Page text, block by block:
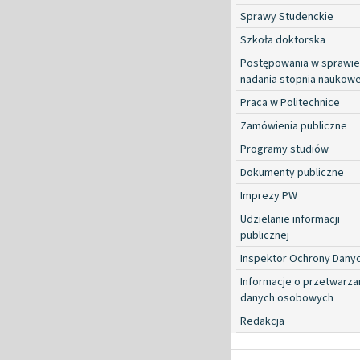
Sprawy Studenckie
Szkoła doktorska
Postępowania w sprawie
nadania stopnia
Praca w Politechnice
Zamówienia publiczne
Programy studiów
Dokumenty publiczne
Imprezy PW
Udzielanie informacji
publicznej
Inspektor Ochrony
Informacje o
danych osobowych
Redakcja